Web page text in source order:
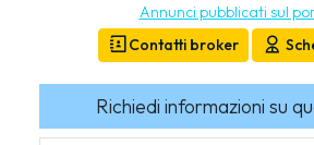
Annunci pubblicati sul
Contatti broker
Richiedi informazioni su